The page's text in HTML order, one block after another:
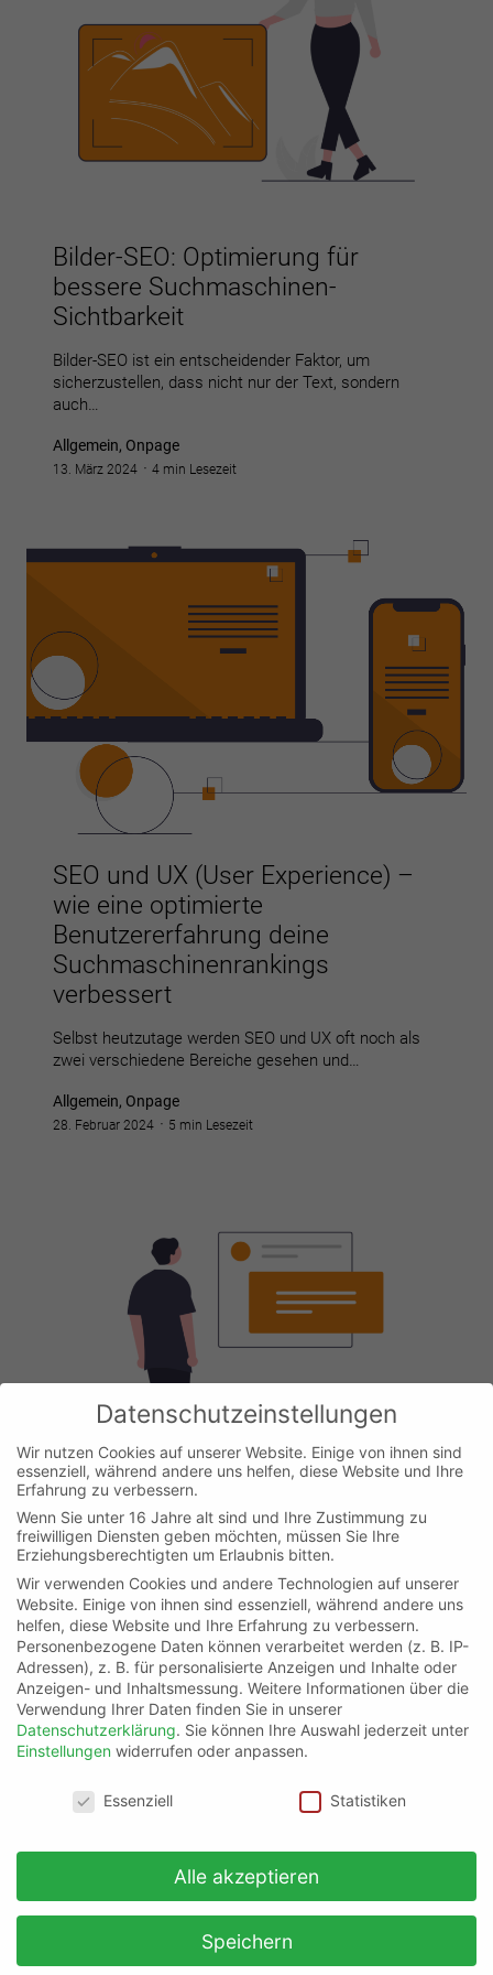
Bilder-SEO: Optimierung für
bessere Suchmaschinen-
Sichtbarkeit
Bilder-SEO ist ein entscheidender Faktor, um
sicherzustellen, dass nicht nur der Text, sondern
auch…
Allgemein, Onpage
13. März 2024 4 min Lesezeit
SEO und UX (User Experience) –
wie eine optimierte
Benutzererfahrung deine
Suchmaschinenrankings
verbessert
Selbst heutzutage werden SEO und UX oft noch als
zwei verschiedene Bereiche gesehen und…
Allgemein, Onpage
28. Februar 2024 5 min Lesezeit
Strukturierte Daten für
Produktvarianten – eine neue
Möglichkeit zur Optimierung
Seit gestern den 20.02.2024 ist es möglich
strukturierte Daten zu den Produktvarianten
hinzuzufügen.
News, Onpage
21. Februar 2024
Datenschutzeinstellungen
Wir nutzen Cookies auf unserer Website. Einige von ihnen sind
essenziell, während andere uns helfen, diese Website und Ihre
Erfahrung zu verbessern.
Wenn Sie unter 16 Jahre alt sind und Ihre Zustimmung zu
freiwilligen Diensten geben möchten, müssen Sie Ihre
Erziehungsberechtigten um Erlaubnis bitten.
Wir verwenden Cookies und andere Technologien auf unserer
Website. Einige von ihnen sind essenziell, während andere uns
helfen, diese Website und Ihre Erfahrung zu verbessern.
Personenbezogene Daten können verarbeitet werden (z. B. IP-
Adressen), z. B. für personalisierte Anzeigen und Inhalte oder
Anzeigen- und Inhaltsmessung. Weitere Informationen über die
Verwendung Ihrer Daten finden Sie in unserer
Datenschutzerklärung. Sie können Ihre Auswahl jederzeit unter
Einstellungen widerrufen oder anpassen.
Essenziell
Statistiken
Alle akzeptieren
Speichern